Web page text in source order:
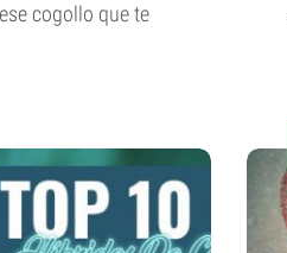
cogollo que te